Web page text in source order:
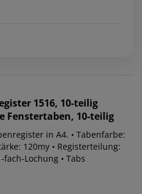
1516, 10-teilig
Fenstertaben, 10-teilig
in A4. • Tabenfarbe:
120my • Registerteilung:
Lochung • Tabs